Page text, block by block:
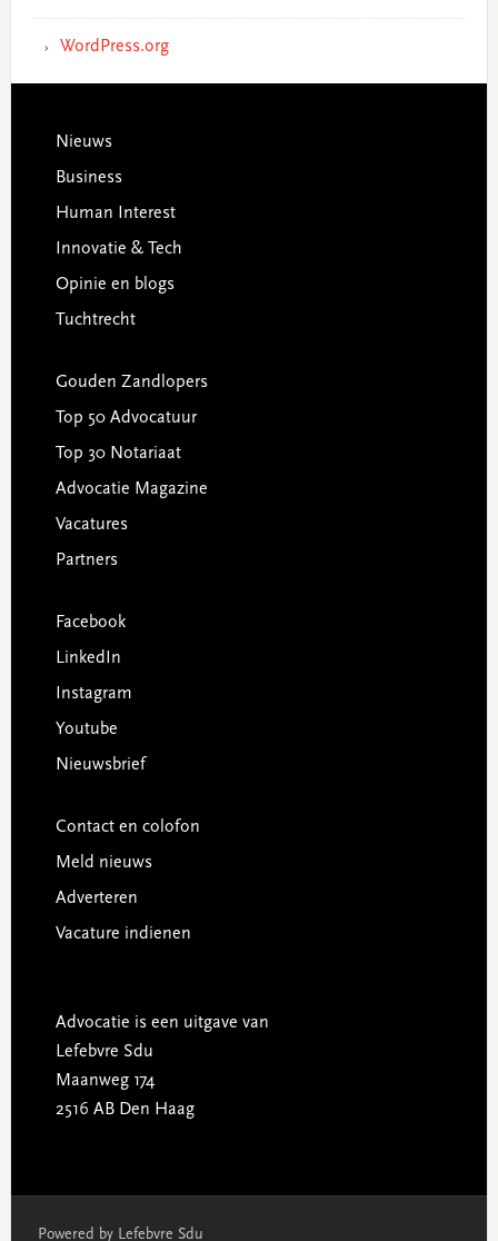
WordPress.org
Footer
Nieuws
Business
Human Interest
Innovatie & Tech
Opinie en blogs
Tuchtrecht
Gouden Zandlopers
Top 50 Advocatuur
Top 30 Notariaat
Advocatie Magazine
Vacatures
Partners
Facebook
LinkedIn
Instagram
Youtube
Nieuwsbrief
Contact en colofon
Meld nieuws
Adverteren
Vacature indienen
Advocatie is een uitgave van
Lefebvre Sdu
Maanweg 174
2516 AB Den Haag
Powered by Lefebvre Sdu